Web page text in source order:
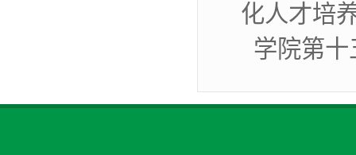
化人才培
学院第